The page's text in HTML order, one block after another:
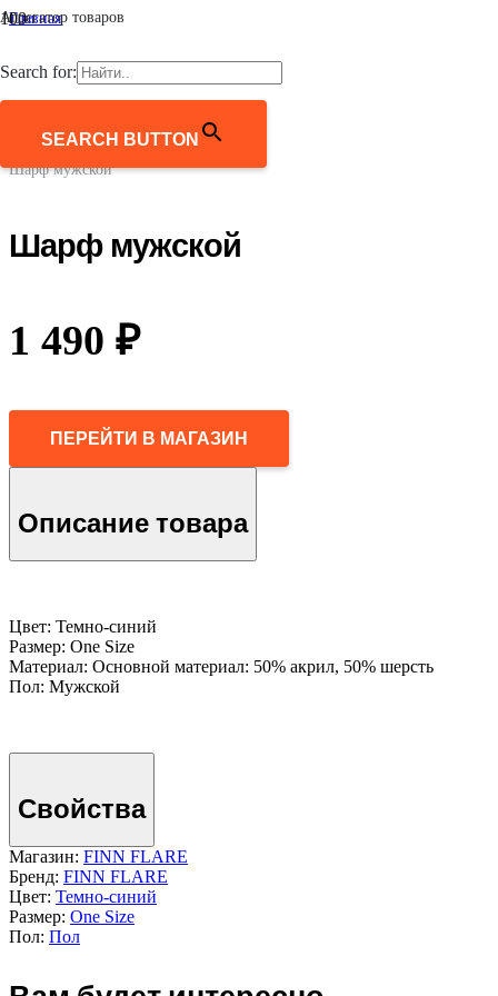
Агрегатор товаров
Search for:
SEARCH BUTTON
Главная
/
Шарфы и платки
Шарф мужской
Шарф мужской
1 490 ₽
ПЕРЕЙТИ В МАГАЗИН
Описание товара
Цвет: Темно-cиний
Размер: One Size
Материал: Основной материал: 50% акрил, 50% шерсть
Пол: Мужской
Свойства
Магазин: FINN FLARE
Бренд: FINN FLARE
Цвет: Темно-cиний
Размер: One Size
Пол: Пол